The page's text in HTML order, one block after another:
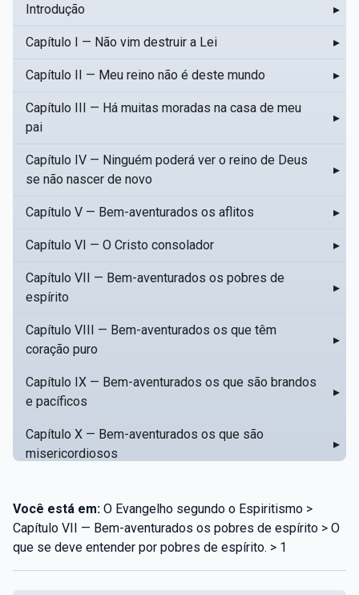
Introdução ▸
Capítulo I — Não vim destruir a Lei ▸
Capítulo II — Meu reino não é deste mundo ▸
Capítulo III — Há muitas moradas na casa de meu
pai
▸
Capítulo IV — Ninguém poderá ver o reino de Deus
se não nascer de novo
▸
Capítulo V — Bem-aventurados os aflitos ▸
Capítulo VI — O Cristo consolador ▸
Capítulo VII — Bem-aventurados os pobres de
espírito
▸
Capítulo VIII — Bem-aventurados os que têm
coração puro
▸
Capítulo IX — Bem-aventurados os que são brandos
e pacíficos
▸
Capítulo X — Bem-aventurados os que são
misericordiosos
▸
Capítulo XII — Amai os vossos inimigos
Capítulo XIII — Não saiba a vossa mão esquerda o
que dê a vossa mão direita
Você está em: O Evangelho segundo o Espiritismo >
Capítulo VII — Bem-aventurados os pobres de espírito > O
que se deve entender por pobres de espírito. > 1